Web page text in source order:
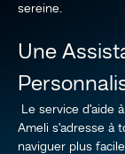
sereine.
Une
Ameli s'adresse à
naviguer plus